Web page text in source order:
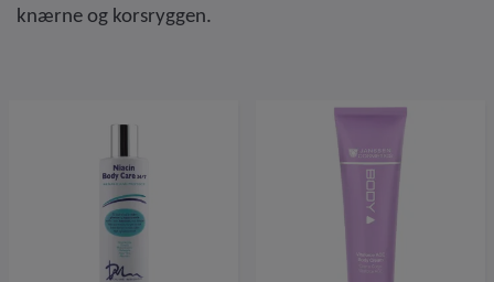
knærne og korsryggen.